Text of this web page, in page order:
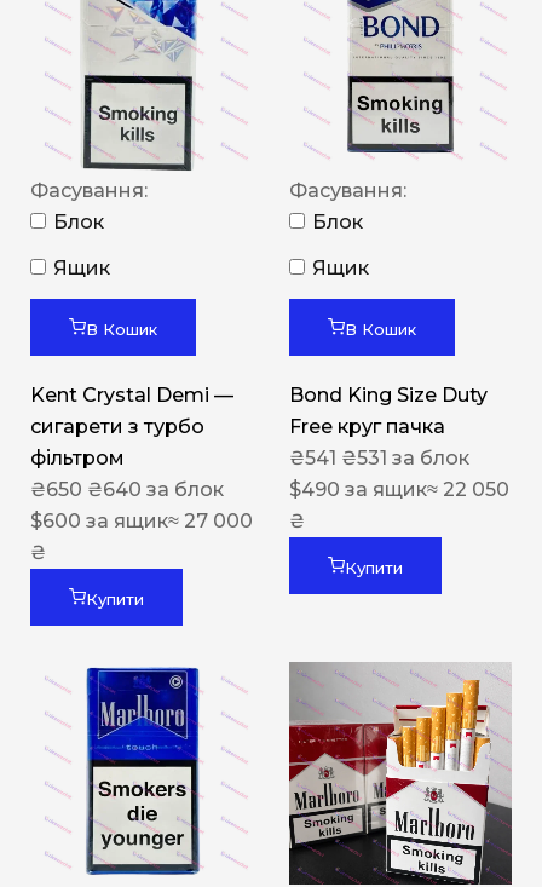
Фасування:
Блок
Ящик
В Кошик
Kent Crystal Demi —
сигарети з турбо
фільтром
₴650 ₴640 за блок
$600 за ящик≈ 27 000
₴
Купити
Фасування:
Блок
Ящик
В Кошик
Bond King Size Duty
Free круг пачка
₴541 ₴531 за блок
$490 за ящик≈ 22 050
₴
Купити